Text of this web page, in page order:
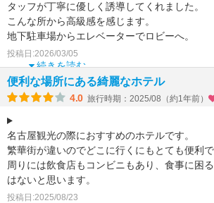
タッフが丁寧に優しく誘導してくれました。
こんな所から高級感を感じます。
地下駐車場からエレベーターでロビーへ。
いつもと変わらぬロビーが迎えてくれ
続きを読む
投稿日:2026/03/05
便利な場所にある綺麗なホテル
4.0 旅行時期：2025/08（約1年前）
名古屋観光の際におすすめのホテルです。
繁華街が違いのでどこに行くにもとても便利で
周りには飲食店もコンビニもあり、食事に困
はないと思います。
世界の山ちゃんや、矢場とんの本店も徒歩圏
投稿日:2025/08/23